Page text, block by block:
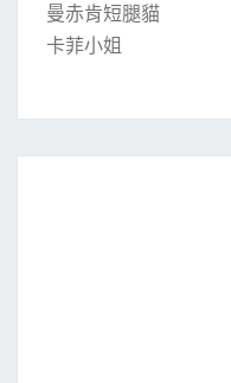
曼赤肯短腿貓
卡菲小姐